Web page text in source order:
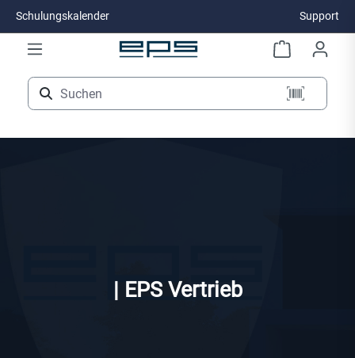
Zum Hauptinhalt springen
Schulungskalender Support
| EPS Vertrieb